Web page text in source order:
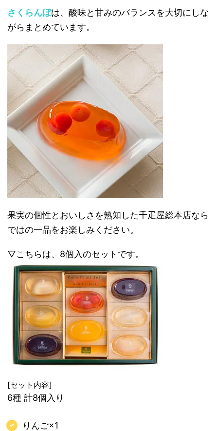
さくらんぼは、酸味と甘みのバランスを大切にしな
がらまとめています。
果実の個性とおいしさを熟知した千疋屋総本店なら
ではの一品をお楽しみください。
▽こちらは、8個入のセットです。
[セット内容]
6種 計8個入り
りんご×1